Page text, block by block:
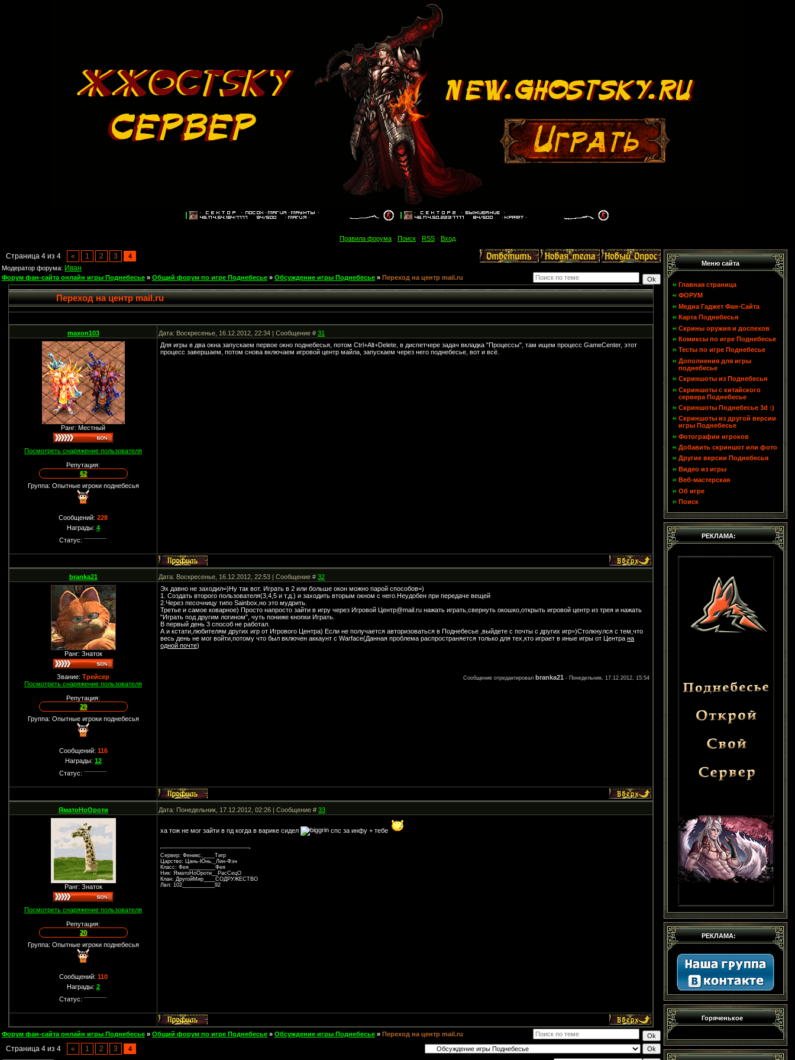
Правила форума · Поиск · RSS · Вход
Страница 4 из 4 « 1 2 3
4
Модератор форума: Иван
Форум фан-сайта онлайн игры Поднебесье » Общий форум по игре Поднебесье » Обсуждение игры Поднебесье » Переход на центр mail.ru
Переход на центр mail.ru
maxon103 Дата: Воскресенье, 16.12.2012, 22:34 | Сообщение #31
Ранг: Местный
Посмотреть снаряжение пользователя
Репутация:
62
Группа: Опытные игроки поднебесья
Сообщений:228
Награды: 4
Статус:
Для игры в два окна запускаем первое окно поднебесья, потом Ctrl+Alt+Delete, в диспетчере задач вкладка "Процессы", там ищем процесс GameCenter, этот
процесс завершаем, потом снова включаем игровой центр майла, запускаем через него поднебесье, вот и всё.
branka21 Дата: Воскресенье, 16.12.2012, 22:53 | Сообщение #32
Ранг: Знаток
Звание:Трейсер
Посмотреть снаряжение пользователя
Репутация:
29
Группа: Опытные игроки поднебесья
Сообщений: 116
Награды: 12
Статус:
Эх давно не заходил=)Ну так вот. Играть в 2 или больше окон можно парой способов=)
1. Создать второго пользователя(3,4,5 и т.д.) и заходить вторым окном с него.Неудобен при передаче вещей
2.Через песочницу типо Sainbox,но это мудрить.
Третье и самое коварное) Просто напросто зайти в игру через Игровой Центр@mail.ru нажать играть,свернуть окошко,открыть игровой центр из трея и нажать
"Играть под другим логином", чуть пониже кнопки Играть.
В первый день 3 способ не работал.
А и кстати,любителям других игр от Игрового Центра) Если не получается авторизоваться в Поднебесье ,выйдете с почты с других игр=)Столкнулся с тем,что
весь день не мог войти,потому что был включен аккаунт с Warface(Данная проблема распространяется только для тех,кто играет в иные игры от Центрана
одной почте)
Сообщение отредактировал branka21 - Понедельник, 17.12.2012, 15:54
ЯматоНоОроти Дата: Понедельник, 17.12.2012, 02:26 | Сообщение #33
Ранг: Знаток
Посмотреть снаряжение пользователя
Репутация:
20
Группа: Опытные игроки поднебесья
Сообщений: 110
Награды: 2
Статус:
ха тож не мог зайти в пд когда в варике сидел спс за инфу + тебе
Сервер: Феникс,____Тигр
Царство: Цань-Юнь,_Лин-Фэн
Класс: Фея_________Фея
Ник: ЯматоНоОроти__РасСецО
Клан: ДругойМир____СОДРУЖЕСТВО
Лвл: 102___________92
Форум фан-сайта онлайн игры Поднебесье » Общий форум по игре Поднебесье » Обсуждение игры Поднебесье » Переход на центр mail.ru
Страница 4 из 4 « 1 2 3
4
Меню сайта
Главная страница
ФОРУМ
Медиа Гаджет Фан-Сайта
Карта Поднебесья
Скрины оружия и доспехов
Комиксы по игре Поднебесье
Тесты по игре Поднебесье
Дополнения для игры
поднебесье
Скриншоты из Поднебесья
Скриншоты с китайского
сервера Поднебесье
Скриншоты Поднебесье 3d :)
Скриншоты из другой версии
игры Поднебесье
Фотографии игроков
Добавить скриншот или фото
Другие версии Поднебесья
Видео из игры
Веб-мастерская
Об игре
Поиск
РЕКЛАМА:
РЕКЛАМА:
Горяченькое